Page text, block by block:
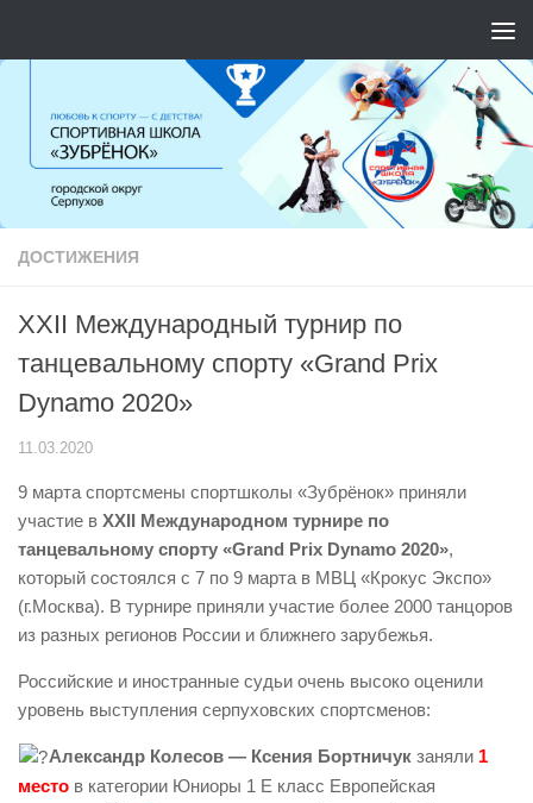
ДОСТИЖЕНИЯ
XXII Международный турнир по
танцевальному спорту «Grand Prix
Dynamo 2020»
11.03.2020
9 марта спортсмены спортшколы «Зубрёнок» приняли
участие в XXII Международном турнире по
танцевальному спорту «Grand Prix Dynamo 2020»,
который состоялся с 7 по 9 марта в МВЦ «Крокус Экспо»
(г.Москва). В турнире приняли участие более 2000 танцоров
из разных регионов России и ближнего зарубежья.
Российские и иностранные судьи очень высоко оценили
уровень выступления серпуховских спортсменов:
Александр Колесов — Ксения Бортничук заняли 1
место в категории Юниоры 1 E класс Европейская